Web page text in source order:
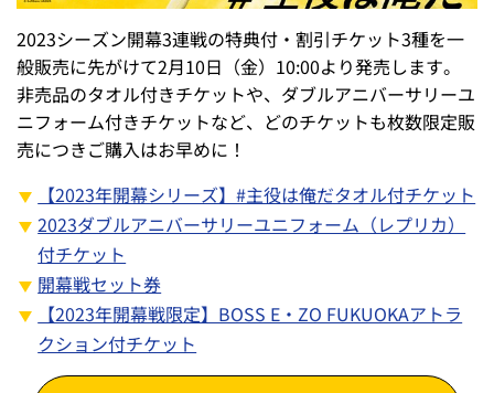
2023シーズン開幕3連戦の特典付・割引チケット3種を一
般販売に先がけて2月10日（金）10:00より発売します。
非売品のタオル付きチケットや、ダブルアニバーサリーユ
ニフォーム付きチケットなど、どのチケットも枚数限定販
売につきご購入はお早めに！
【2023年開幕シリーズ】#主役は俺だタオル付チケット
2023ダブルアニバーサリーユニフォーム（レプリカ）
付チケット
開幕戦セット券
【2023年開幕戦限定】BOSS E・ZO FUKUOKAアトラ
クション付チケット